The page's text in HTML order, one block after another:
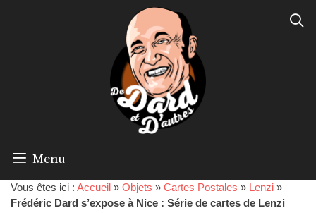
Menu
Vous êtes ici : Accueil » Objets » Cartes Postales » Lenzi »
Frédéric Dard s’expose à Nice : Série de cartes de Lenzi